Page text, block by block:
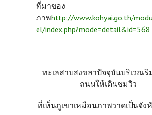
ที่มาของ
ภาพhttp://www.kohyai.go.th/
el/index.php?mode=detail&id=568
ทะเลสาบสงขลาปัจจุบันบริเวณริ
ถนนให้เดินชมวิว
ที่เห็นภูเขาเหมือนภาพวาดเป็นจัง